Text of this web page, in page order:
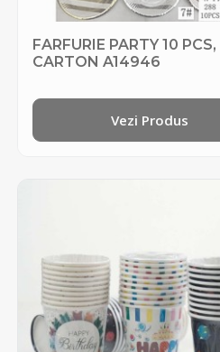
FARFURIE PARTY 10 PCS,
CARTON A14946
Vezi Produs